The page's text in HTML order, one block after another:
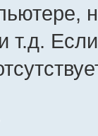
т.д.